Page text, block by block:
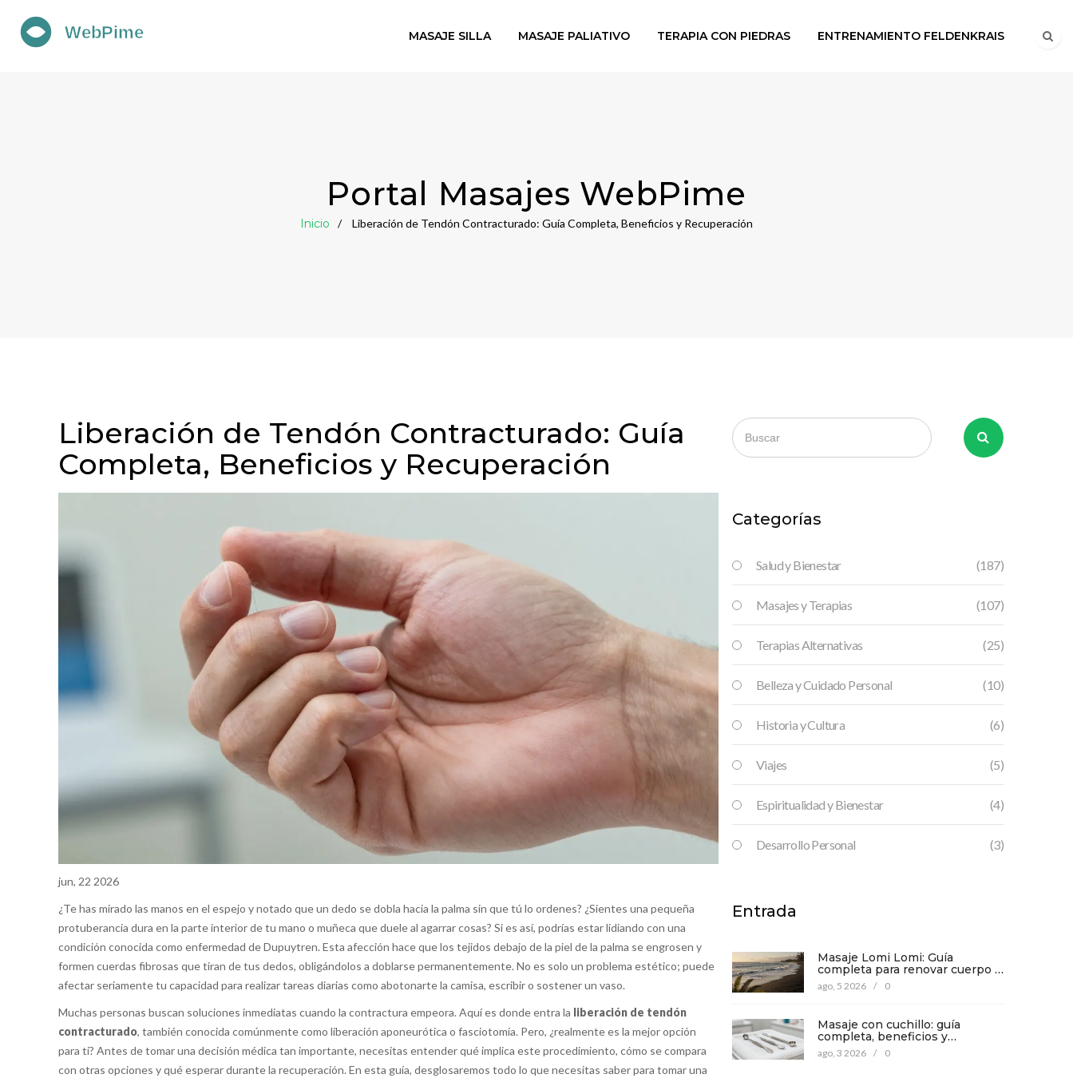
MASAJE SILLA MASAJE PALIATIVO TERAPIA CON PIEDRAS ENTRENAMIENTO FELDENKRAIS
Portal Masajes WebPime
Inicio Liberación de Tendón Contracturado: Guía Completa, Beneficios y Recuperación
Liberación de Tendón Contracturado: Guía
Completa, Beneficios y Recuperación
jun, 22 2026
¿Te has mirado las manos en el espejo y notado que un dedo se dobla hacia la palma sin que tú lo ordenes? ¿Sientes una pequeña
protuberancia dura en la parte interior de tu mano o muñeca que duele al agarrar cosas? Si es así, podrías estar lidiando con una
condición conocida como enfermedad de Dupuytren. Esta afección hace que los tejidos debajo de la piel de la palma se engrosen y
formen cuerdas fibrosas que tiran de tus dedos, obligándolos a doblarse permanentemente. No es solo un problema estético; puede
afectar seriamente tu capacidad para realizar tareas diarias como abotonarte la camisa, escribir o sostener un vaso.
Muchas personas buscan soluciones inmediatas cuando la contractura empeora. Aquí es donde entra la liberación de tendón
contracturado, también conocida comúnmente como liberación aponeurótica o fasciotomía. Pero, ¿realmente es la mejor opción
para ti? Antes de tomar una decisión médica tan importante, necesitas entender qué implica este procedimiento, cómo se compara
con otras opciones y qué esperar durante la recuperación. En esta guía, desglosaremos todo lo que necesitas saber para tomar una
Categorías
Salud y Bienestar (187)
Masajes y Terapias (107)
Terapias Alternativas (25)
Belleza y Cuidado Personal (10)
Historia y Cultura (6)
Viajes (5)
Espiritualidad y Bienestar (4)
Desarrollo Personal (3)
Entrada
Masaje Lomi Lomi: Guía
completa para renovar cuerpo y
mente
ago, 5 2026 / 0
Masaje con cuchillo: guía
completa, beneficios y
precauciones para tu bienestar
ago, 3 2026 / 0